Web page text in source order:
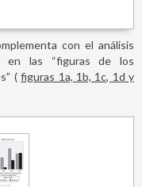
con el análisis
en las “figuras de los
(figuras 1a, 1b, 1c, 1d y